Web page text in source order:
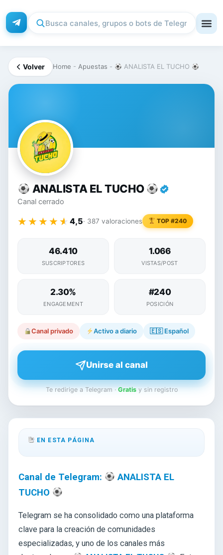
Volver Home - Apuestas - ANALISTA EL TUCHO
ANALISTA EL TUCHO
Canal cerrado
★★★★★
★★★★★ 4,5· 387 valoraciones TOP #240
46.410
SUSCRIPTORES
1.066
VISTAS/POST
2.30%
ENGAGEMENT
#240
POSICIÓN
Canal privado Activo a diario 🇪🇸Español
Unirse al canal
Te redirige a Telegram ·Gratisy sin registro
EN ESTA PÁGINA
Canal de Telegram:
ANALISTA EL
TUCHO
Telegram se ha consolidado como una plataforma
clave para la creación de comunidades
especializadas, y uno de los canales más